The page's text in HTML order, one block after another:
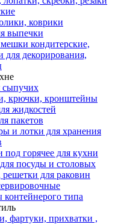
коврики
выпечки
кондитерские,
для декорирования,
сыпучих
крючки, кронштейны
жидкостей
пакетов
и лотки для хранения
под горячее для кухни
посуды и столовых
для раковин
типа
фартуки, прихватки ,